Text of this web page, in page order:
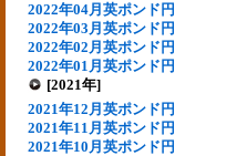
2022年04月英ポンド円
2022年03月英ポンド円
2022年02月英ポンド円
2022年01月英ポンド円
[2021年]
2021年12月英ポンド円
2021年11月英ポンド円
2021年10月英ポンド円